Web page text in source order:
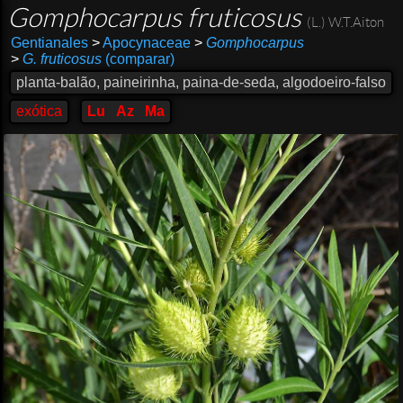
Gomphocarpus fruticosus (L.) W.T.Aiton
Gentianales >Apocynaceae > Gomphocarpus
> G. fruticosus(comparar)
planta-balão, paineirinha, paina-de-seda, algodoeiro-falso
exótica
Lu Az Ma